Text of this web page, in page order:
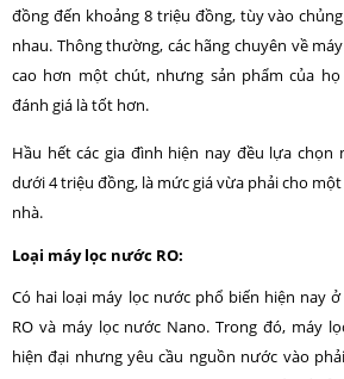
đồng đến khoảng 8 triệu đồng, tùy vào
nhau. Thông thường, các hãng chuyên về
cao hơn một chút, nhưng sản phẩm của
đánh giá là tốt hơn.
Hầu hết các gia đình hiện nay đều lựa chọn
dưới 4 triệu đồng, là mức giá vừa phải cho
nhà.
Loại máy lọc nước RO:
Có hai loại máy lọc nước phổ biến hiện nay
RO và máy lọc nước Nano. Trong đó, máy
hiện đại nhưng yêu cầu nguồn nước vào